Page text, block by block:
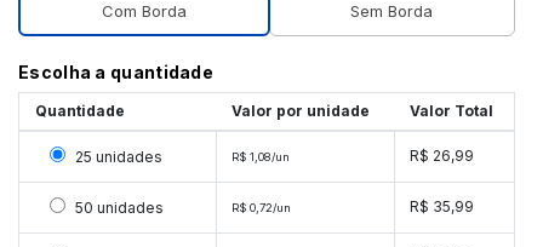
Com Borda Sem Borda
Escolha a quantidade
Quantidade Valor por unidade Valor Total
Selecionar 25 unidades
25 unidades R$ 1,08/un R$ 26,99
Selecionar 50 unidades
50 unidades R$ 0,72/un R$ 35,99